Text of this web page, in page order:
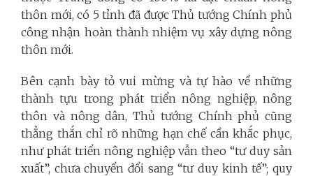
thôn mới, có 5 tỉnh đã được Thủ tướng Chính phủ
công nhận hoàn thành nhiệm vụ xây dựng nông
thôn mới.
Bên cạnh bày tỏ vui mừng và tự hào về những
thành tựu trong phát triển nông nghiệp, nông
thôn và nông dân, Thủ tướng Chính phủ cũng
thẳng thắn chỉ rõ những hạn chế cần khắc phục,
như phát triển nông nghiệp vẫn theo “tư duy sản
xuất”, chưa chuyển đổi sang “tư duy kinh tế”; quy